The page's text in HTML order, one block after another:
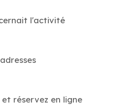
l'activité
réservez en ligne